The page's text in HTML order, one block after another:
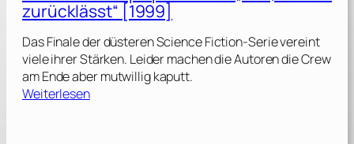
zurücklässt“ [1999]
Das Finale der düsteren Science Fiction-Serie vereint
viele ihrer Stärken. Leider machen die Autoren die Crew
am Ende aber mutwillig kaputt.
Weiterlesen: